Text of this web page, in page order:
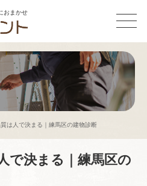
おまかせ
は人で決まる｜練馬区の建物診断
で決まる｜練馬区の